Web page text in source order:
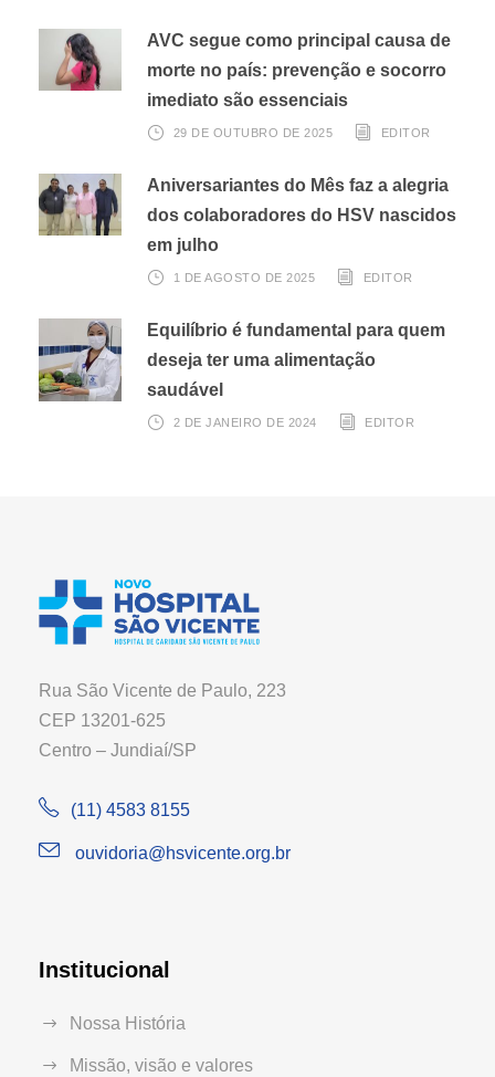
AVC segue como principal causa de
morte no país: prevenção e socorro
imediato são essenciais
29 DE OUTUBRO DE 2025 EDITOR
Aniversariantes do Mês faz a alegria
dos colaboradores do HSV nascidos
em julho
1 DE AGOSTO DE 2025 EDITOR
Equilíbrio é fundamental para quem
deseja ter uma alimentação
saudável
2 DE JANEIRO DE 2024 EDITOR
Rua São Vicente de Paulo, 223
CEP 13201-625
Centro – Jundiaí/SP
(11) 4583 8155
ouvidoria@hsvicente.org.br
Institucional
Nossa História
Missão, visão e valores